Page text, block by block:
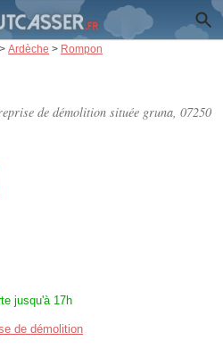
> Ardèche > Rompon
de démolition située gruna, 07250
jusqu'à 17h
de démolition